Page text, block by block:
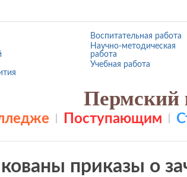
Воспитательная работа
Научно-методическая
работа
Учебная работа
Пермский
Поступающим
приказы о